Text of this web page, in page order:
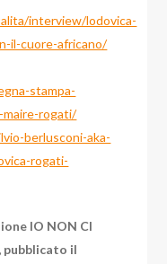
interview/lodovica-
il-cuore-africano/
stampa-
rogati/
berlusconi-aka-
rogati-
IO NON CI
pubblicato il